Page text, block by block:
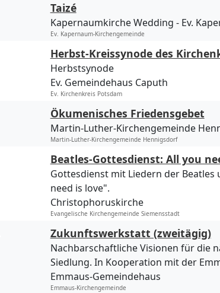
Taizé
Kapernaumkirche Wedding Ev.
Ev. Kapernaum-Kirchengemeinde
Herbst-Kreissynode des
Herbstsynode
Ev. Gemeindehaus Caputh
Ev. Kirchenkreis Potsdam
Ökumenisches Friedensgebet
Martin-Luther-Kirchengemeinde
Martin-Luther-Kirchengemeinde Hennigsdorf
Beatles-Gottesdienst: All you
Gottesdienst mit Liedern der
need is love".
Christophoruskirche
Evangelische Kirchengemeinde Siemensstadt
Zukunftswerkstatt (zweitägig)
Nachbarschaftliche Visionen für die
Siedlung. In Kooperation mit der
Emmaus-Gemeindehaus
Emmaus-Kirchengemeinde